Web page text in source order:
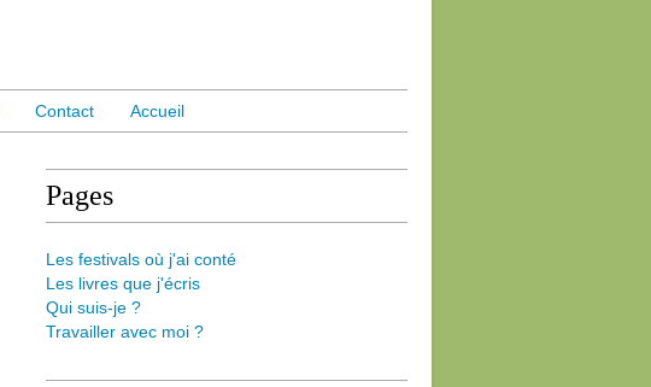
Contact Accueil
Pages
Les festivals où j'ai conté
Les livres que j'écris
Qui suis-je ?
Travailler avec moi ?